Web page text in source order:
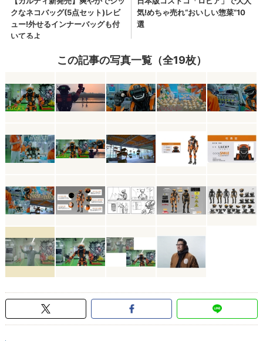
この記事の写真一覧（全19枚）